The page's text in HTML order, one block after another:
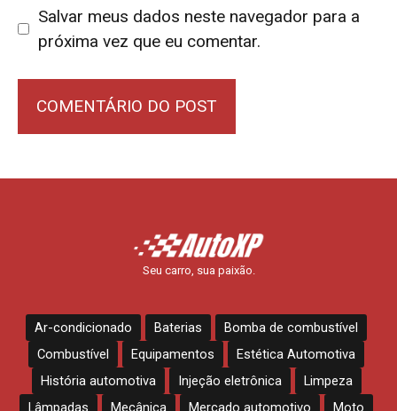
Salvar meus dados neste navegador para a
próxima vez que eu comentar.
Seu carro, sua paixão.
Ar-condicionado Baterias
Bomba de combustível
Combustível
Equipamentos
Estética Automotiva
História automotiva
Injeção eletrônica
Limpeza
Lâmpadas
Mecânica Mercado automotivo Moto